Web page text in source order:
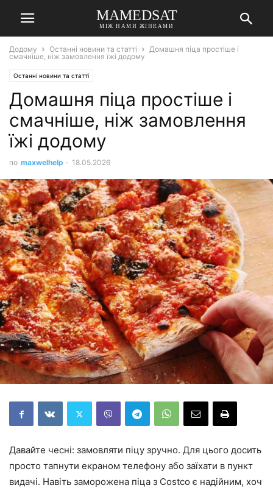
MAMEDSAT
МІЖ НАМИ ЖІНКАМИ
Додому Останні новини та статті
Домашня піца простіше і
смачніше, ніж замовлення їжі додому
Останні новини та статті
Домашня піца простіше і
смачніше, ніж замовлення
їжі додому
по maxwelhelp - 18.05.2026
Давайте чесні: замовляти піцу зручно. Для цього досить
просто тапнути екраном телефону або заїхати в пункт
видачі. Навіть заморожена піца з Costco є надійним, хоч